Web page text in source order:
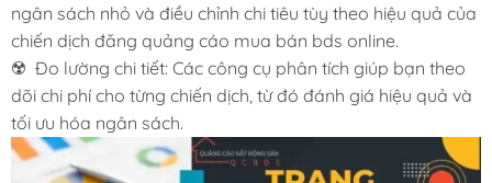
ngân sách nhỏ và điều chỉnh chi tiêu tùy theo hiệu quả của
chiến dịch đăng quảng cáo mua bán bds online.
☢️ Đo lường chi tiết: Các công cụ phân tích giúp bạn theo
dõi chi phí cho từng chiến dịch, từ đó đánh giá hiệu quả và
tối ưu hóa ngân sách.